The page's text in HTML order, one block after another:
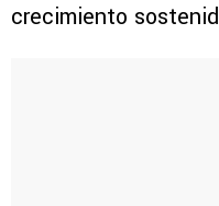
crecimiento